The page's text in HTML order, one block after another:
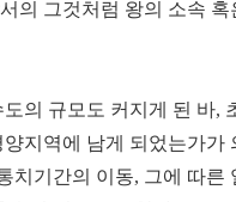
의 그것처럼 왕의 소속
의 규모도 커지게 된 바
지역에 남게 되었는가
치기간의 이동, 그에 따